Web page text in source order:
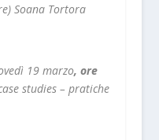
Soana Tortora
19 marzo, ore
studies – pratiche